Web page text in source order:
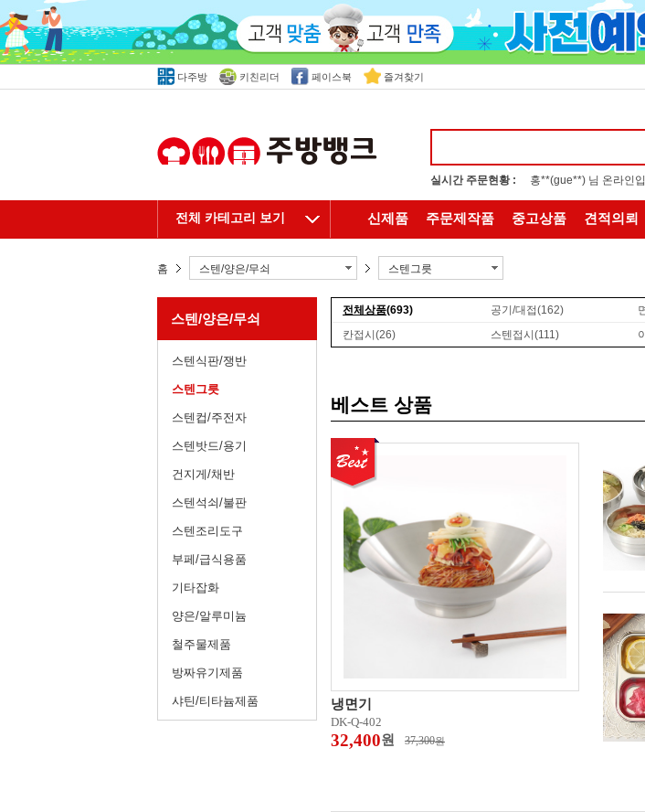
다주방 키친리더 페이스북 즐겨찾기
실시간 주문현황 : 홍**(gue**) 님 온라인
신제품 주문제작품 중고상품 견적의뢰
전체 카테고리 보기
홈 스텐/양은/무쇠 스텐그릇
스텐/양은/무쇠
스텐식판/쟁반
스텐그릇
스텐컵/주전자
스텐밧드/용기
건지게/채반
스텐석쇠/불판
스텐조리도구
부페/급식용품
기타잡화
양은/알루미늄
철주물제품
방짜유기제품
샤틴/티타늄제품
전체상품(693) 공기/대접(162)
칸접시 (26) 스텐접시 (111)
베스트 상품
냉면기
DK-Q-402
32,400원 37,300원